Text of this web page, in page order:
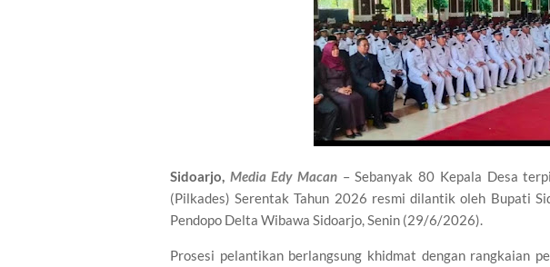
Sidoarjo, Media Edy Macan – Sebanyak 80 Kepala Desa
(Pilkades) Serentak Tahun 2026 resmi dilantik oleh Bupati
Pendopo Delta Wibawa Sidoarjo, Senin (29/6/2026).
Prosesi pelantikan berlangsung khidmat dengan rangkaian